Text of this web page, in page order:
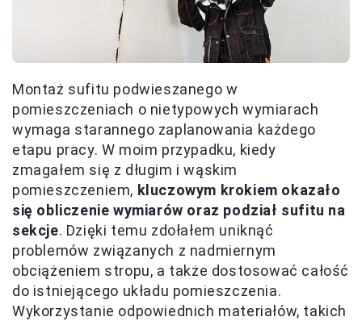
Montaż sufitu podwieszanego w
pomieszczeniach o nietypowych wymiarach
wymaga starannego zaplanowania każdego
etapu pracy. W moim przypadku, kiedy
zmagałem się z długim i wąskim
pomieszczeniem, kluczowym krokiem okazało
się obliczenie wymiarów oraz podział sufitu na
sekcje. Dzięki temu zdołałem uniknąć
problemów związanych z nadmiernym
obciążeniem stropu, a także dostosować całość
do istniejącego układu pomieszczenia.
Wykorzystanie odpowiednich materiałów, takich